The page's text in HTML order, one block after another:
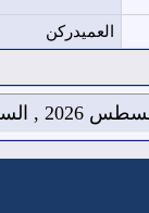
العميدركن